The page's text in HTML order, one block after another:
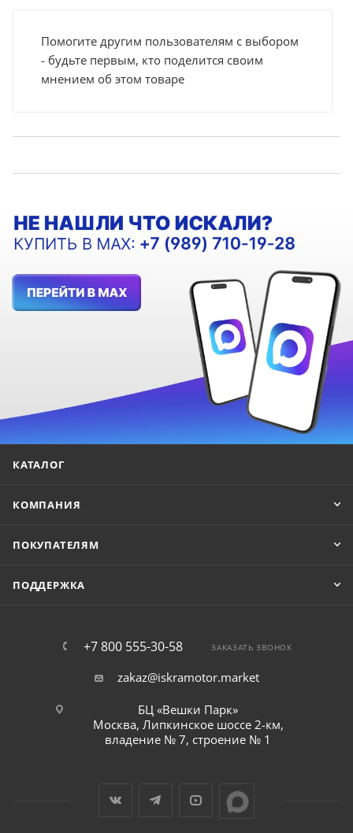
Помогите другим пользователям с выбором
- будьте первым, кто поделится своим
мнением об этом товаре
КАТАЛОГ
КОМПАНИЯ
ПОКУПАТЕЛЯМ
ПОДДЕРЖКА
+7 800 555-30-58 ЗАКАЗАТЬ ЗВОНОК
zakaz@iskramotor.market
БЦ «Вешки Парк»
Москва, Липкинское шоссе 2-км,
владение № 7, строение № 1